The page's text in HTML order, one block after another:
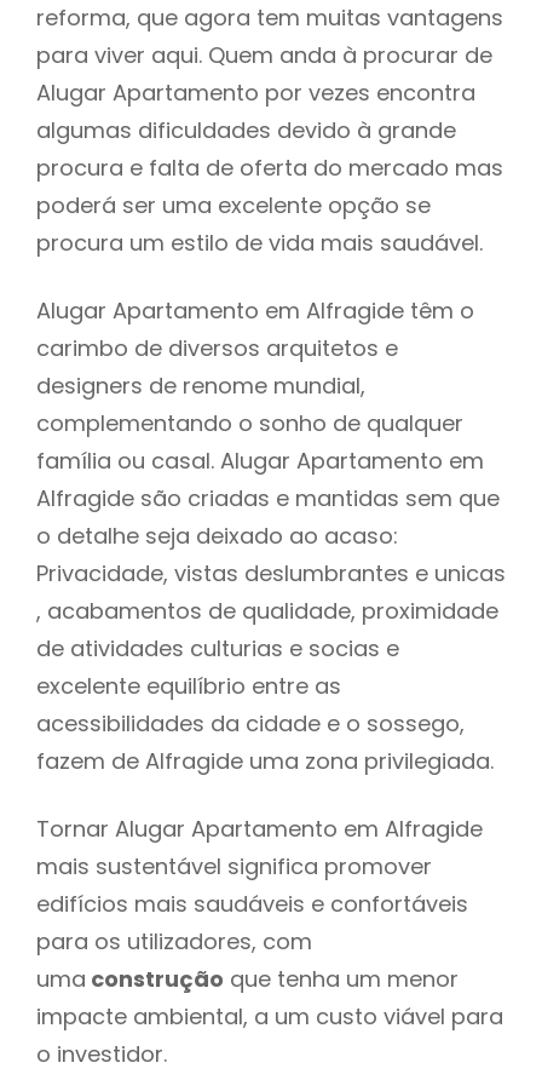
reforma, que agora tem muitas vantagens
para viver aqui. Quem anda à procurar de
Alugar Apartamento por vezes encontra
algumas dificuldades devido à grande
procura e falta de oferta do mercado mas
poderá ser uma excelente opção se
procura um estilo de vida mais saudável.
Alugar Apartamento em Alfragide têm o
carimbo de diversos arquitetos e
designers de renome mundial,
complementando o sonho de qualquer
família ou casal. Alugar Apartamento em
Alfragide são criadas e mantidas sem que
o detalhe seja deixado ao acaso:
Privacidade, vistas deslumbrantes e unicas
, acabamentos de qualidade, proximidade
de atividades culturias e socias e
excelente equilíbrio entre as
acessibilidades da cidade e o sossego,
fazem de Alfragide uma zona privilegiada.
Tornar Alugar Apartamento em Alfragide
mais sustentável significa promover
edifícios mais saudáveis e confortáveis
para os utilizadores, com
uma construção que tenha um menor
impacte ambiental, a um custo viável para
o investidor.